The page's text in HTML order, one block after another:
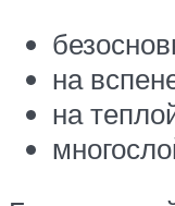
на
на